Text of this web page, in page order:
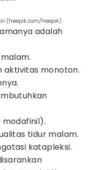
(freepik.com/freepik)
adalah
aktivitas monoton.
tidur malam.
katapleksi.